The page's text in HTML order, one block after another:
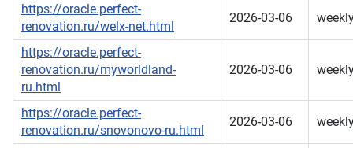
https://oracle.perfect-
renovation.ru/welx-net.html
2026-03-06
https://oracle.perfect-
renovation.ru/myworldland-
ru.html
2026-03-06
https://oracle.perfect-
renovation.ru/snovonovo-ru.html
2026-03-06